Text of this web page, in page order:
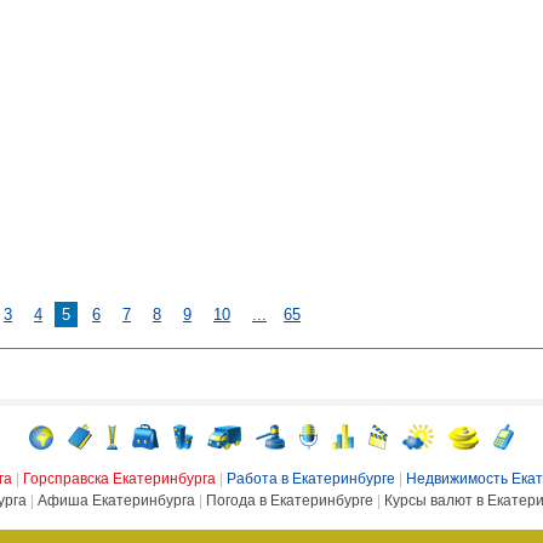
3 4 5 6 7 8 9 10 ... 65
Горсправска Екатеринбурга Работа в Екатеринбурге
Недвижимость
Афиша Екатеринбурга Погода в Екатеринбурге Курсы валют в